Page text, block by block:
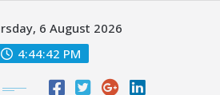
6 August 2026
4:44:43 PM